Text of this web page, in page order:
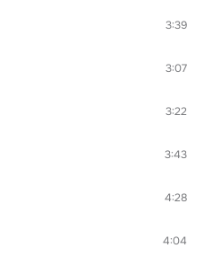
3:39
3:07
3:22
3:43
4:28
4:04